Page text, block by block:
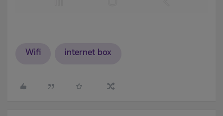
Wifi internet box